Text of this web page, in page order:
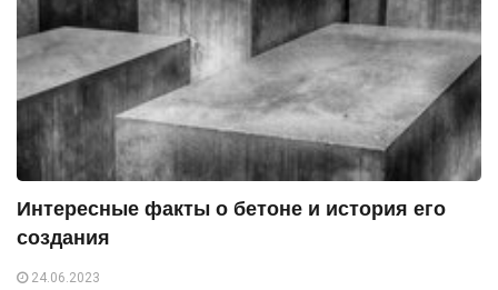
Интересные факты о бетоне и история его
создания
24.06.2023